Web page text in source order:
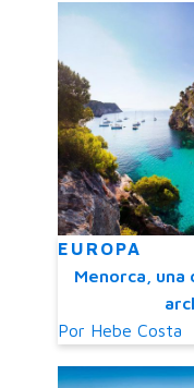
EUROPA
Menorca, una
Por Hebe Costa